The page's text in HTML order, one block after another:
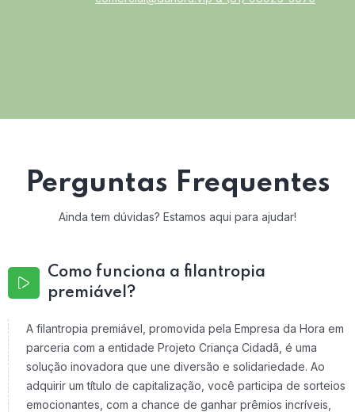
Perguntas Frequentes
Ainda tem dúvidas? Estamos aqui para ajudar!
Como funciona a filantropia
premiável?
A filantropia premiável, promovida pela Empresa da Hora em
parceria com a entidade Projeto Criança Cidadã, é uma
solução inovadora que une diversão e solidariedade. Ao
adquirir um título de capitalização, você participa de sorteios
emocionantes, com a chance de ganhar prêmios incríveis,